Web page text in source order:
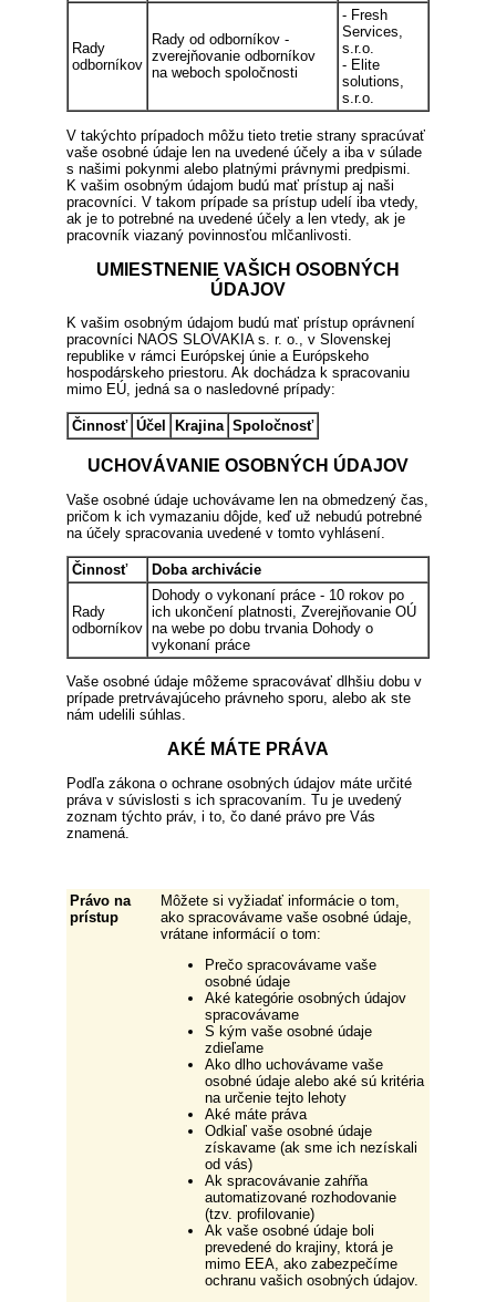
Rady
odborníkov
Rady od odborníkov -
zverejňovanie odborníkov
na weboch spoločnosti
- Fresh
Services,
s.r.o.
- Elite
solutions,
s.r.o.
V takýchto prípadoch môžu tieto tretie strany spracúvať
vaše osobné údaje len na uvedené účely a iba v súlade
s našimi pokynmi alebo platnými právnymi predpismi.
K vašim osobným údajom budú mať prístup aj naši
pracovníci. V takom prípade sa prístup udelí iba vtedy,
ak je to potrebné na uvedené účely a len vtedy, ak je
pracovník viazaný povinnosťou mlčanlivosti.
UMIESTNENIE VAŠICH OSOBNÝCH
ÚDAJOV
K vašim osobným údajom budú mať prístup oprávnení
pracovníci NAOS SLOVAKIA s. r. o., v Slovenskej
republike v rámci Európskej únie a Európskeho
hospodárskeho priestoru. Ak dochádza k spracovaniu
mimo EÚ, jedná sa o nasledovné prípady:
Činnosť Účel Krajina Spoločnosť
UCHOVÁVANIE OSOBNÝCH ÚDAJOV
Vaše osobné údaje uchovávame len na obmedzený čas,
pričom k ich vymazaniu dôjde, keď už nebudú potrebné
na účely spracovania uvedené v tomto vyhlásení.
Činnosť Doba archivácie
Rady
odborníkov
Dohody o vykonaní práce - 10 rokov po
ich ukončení platnosti, Zverejňovanie OÚ
na webe po dobu trvania Dohody o
vykonaní práce
Vaše osobné údaje môžeme spracovávať dlhšiu dobu v
prípade pretrvávajúceho právneho sporu, alebo ak ste
nám udelili súhlas.
AKÉ MÁTE PRÁVA
Podľa zákona o ochrane osobných údajov máte určité
práva v súvislosti s ich spracovaním. Tu je uvedený
zoznam týchto práv, i to, čo dané právo pre Vás
znamená.
Právo na
prístup
Môžete si vyžiadať informácie o tom,
ako spracovávame vaše osobné údaje,
vrátane informácií o tom:
Prečo spracovávame vaše
osobné údaje
Aké kategórie osobných údajov
spracovávame
S kým vaše osobné údaje
zdieľame
Ako dlho uchovávame vaše
osobné údaje alebo aké sú kritéria
na určenie tejto lehoty
Aké máte práva
Odkiaľ vaše osobné údaje
získavame (ak sme ich nezískali
od vás)
Ak spracovávanie zahŕňa
automatizované rozhodovanie
(tzv. profilovanie)
Ak vaše osobné údaje boli
prevedené do krajiny, ktorá je
mimo EEA, ako zabezpečíme
ochranu vašich osobných údajov.